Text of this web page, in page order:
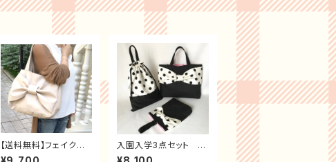
【送料無料】フェイクレ
ザー リボンバッグ
入園入学3点セット ド
ットブラック